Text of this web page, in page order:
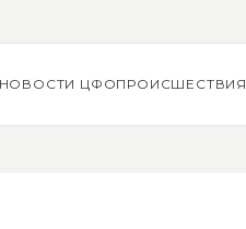
НОВОСТИ ЦФОПРОИСШЕСТВИЯ